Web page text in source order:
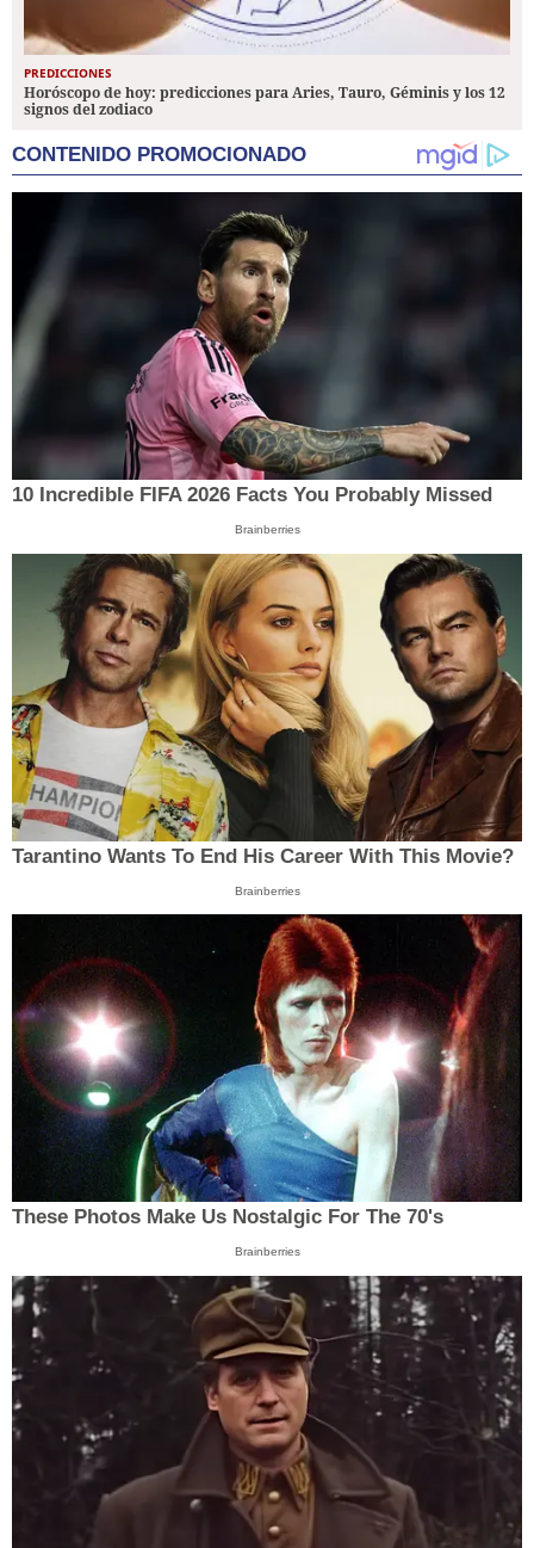
PREDICCIONES
Horóscopo de hoy: predicciones para Aries, Tauro, Géminis y los 12
signos del zodiaco
CONTENIDO PROMOCIONADO
10 Incredible FIFA 2026 Facts You Probably Missed
Brainberries
Tarantino Wants To End His Career With This Movie?
Brainberries
These Photos Make Us Nostalgic For The 70's
Brainberries